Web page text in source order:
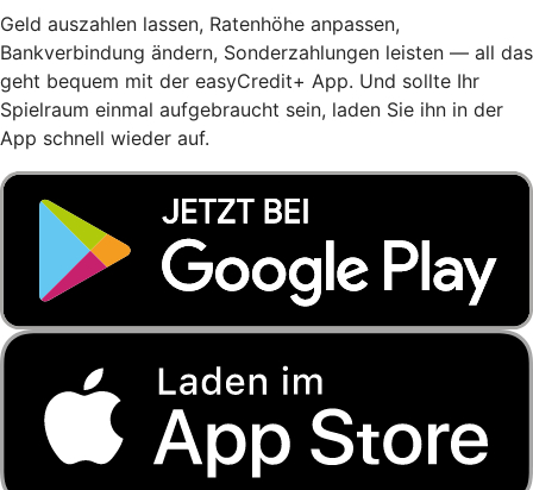
Geld auszahlen lassen, Ratenhöhe anpassen,
Bankverbindung ändern, Sonderzahlungen leisten — all das
geht bequem mit der easyCredit+ App. Und sollte Ihr
Spielraum einmal aufgebraucht sein, laden Sie ihn in der
App schnell wieder auf.